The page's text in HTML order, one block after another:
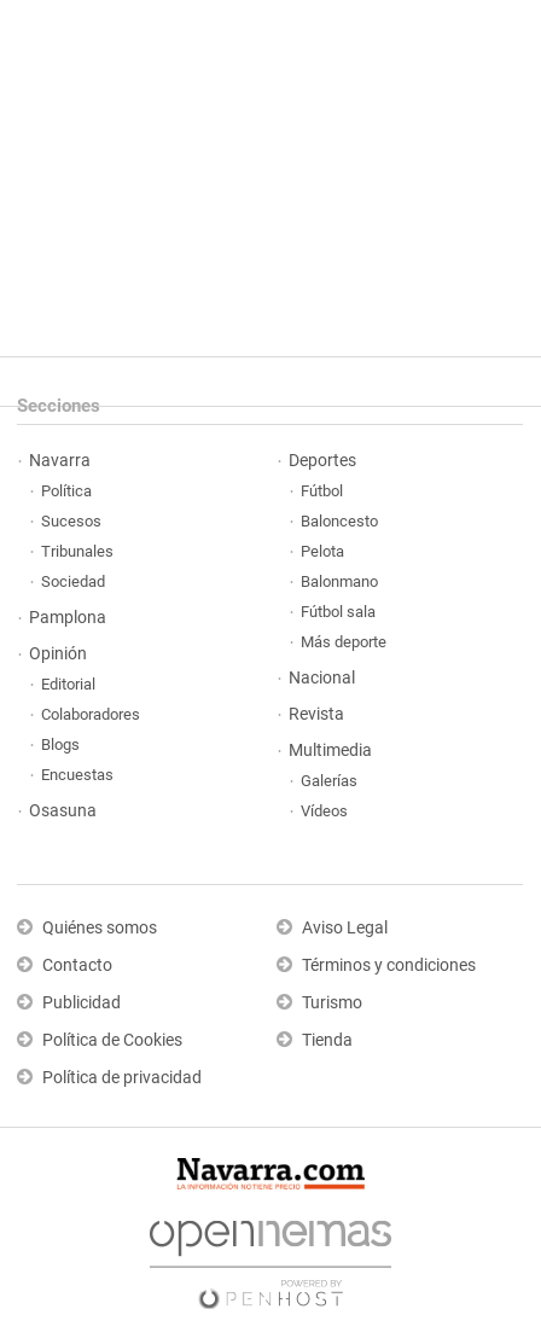
Secciones
Navarra
Política
Sucesos
Tribunales
Sociedad
Pamplona
Opinión
Editorial
Colaboradores
Blogs
Encuestas
Osasuna
Deportes
Fútbol
Baloncesto
Pelota
Balonmano
Fútbol sala
Más deporte
Nacional
Revista
Multimedia
Galerías
Vídeos
Quiénes somos
Contacto
Publicidad
Política de Cookies
Política de privacidad
Aviso Legal
Términos y condiciones
Turismo
Tienda